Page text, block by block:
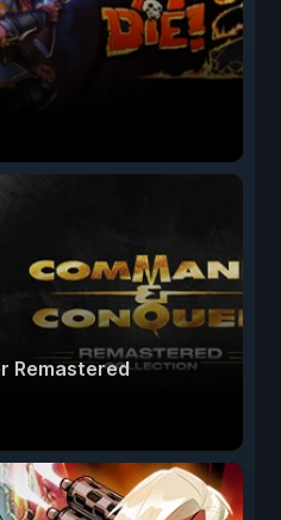
Remastered